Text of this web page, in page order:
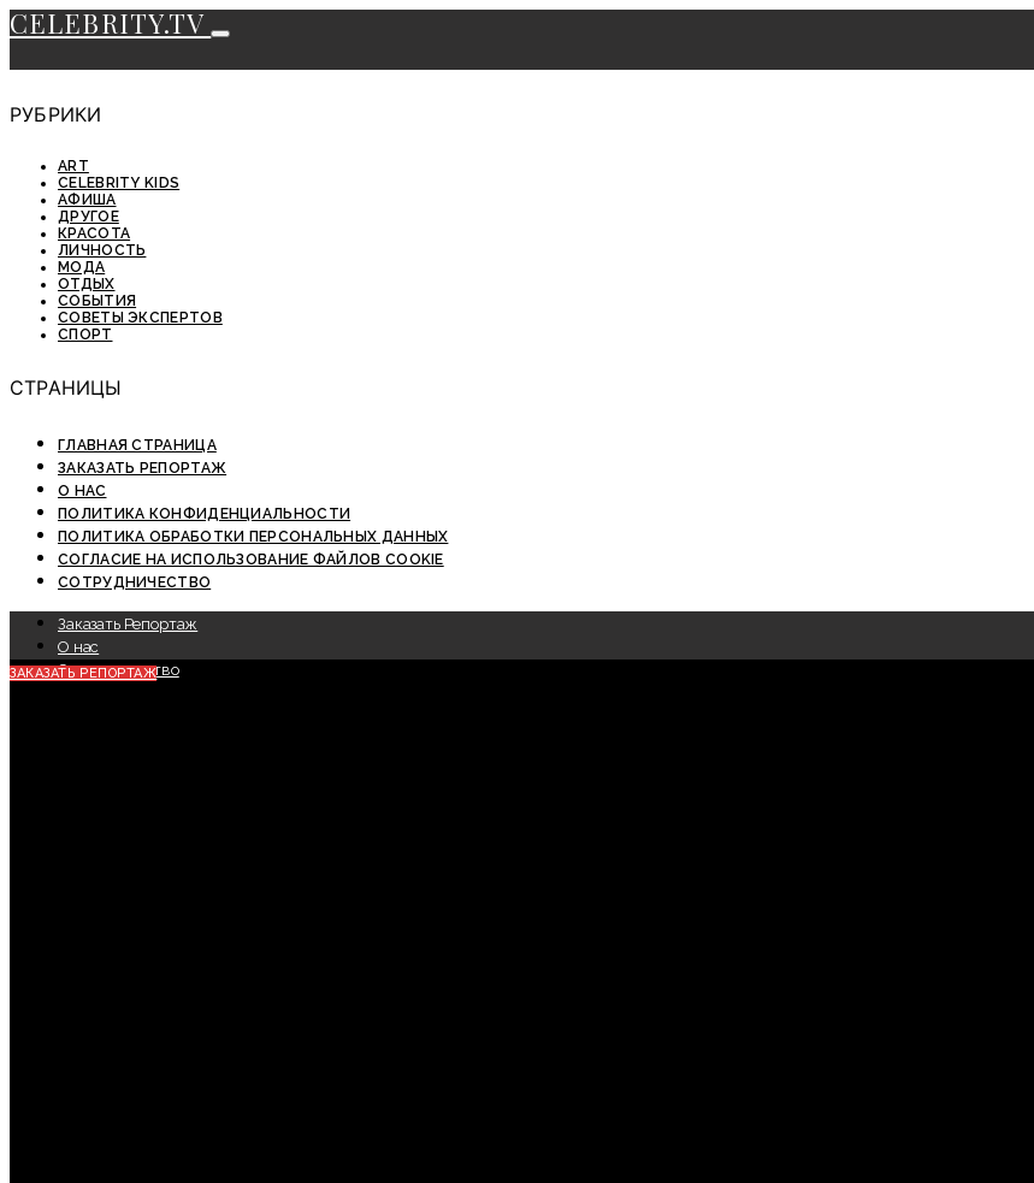
CELEBRITY.TV
РУБРИКИ
ART
CELEBRITY KIDS
АФИША
ДРУГОЕ
КРАСОТА
ЛИЧНОСТЬ
МОДА
ОТДЫХ
СОБЫТИЯ
СОВЕТЫ ЭКСПЕРТОВ
СПОРТ
СТРАНИЦЫ
ГЛАВНАЯ СТРАНИЦА
ЗАКАЗАТЬ РЕПОРТАЖ
О НАС
ПОЛИТИКА КОНФИДЕНЦИАЛЬНОСТИ
ПОЛИТИКА ОБРАБОТКИ ПЕРСОНАЛЬНЫХ ДАННЫХ
СОГЛАСИЕ НА ИСПОЛЬЗОВАНИЕ ФАЙЛОВ COOKIE
СОТРУДНИЧЕСТВО
Заказать Репортаж
О нас
Сотрудничество
ЗАКАЗАТЬ РЕПОРТАЖ